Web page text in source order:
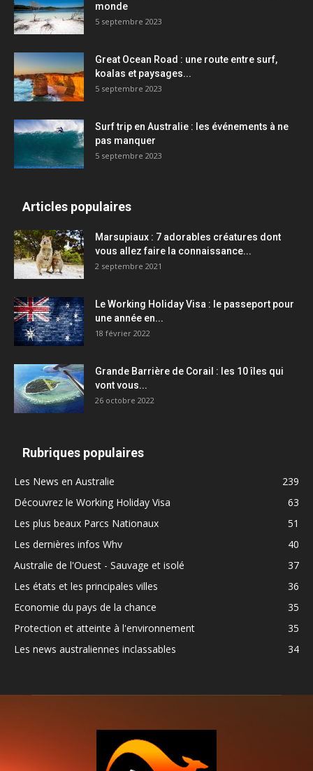
monde
5 septembre 2023
Great Ocean Road : une route entre surf,
koalas et paysages...
5 septembre 2023
Surf trip en Australie : les événements à ne
pas manquer
5 septembre 2023
Articles populaires
Marsupiaux : 7 adorables créatures dont
vous allez faire la connaissance...
2 septembre 2021
Le Working Holiday Visa : le passeport pour
une année en...
18 février 2022
Grande Barrière de Corail : les 10 îles qui
vont vous...
26 octobre 2022
Rubriques populaires
Les News en Australie
239
Découvrez le Working Holiday Visa
63
Les plus beaux Parcs Nationaux
51
Les dernières infos Whv
40
Australie de l'Ouest - Sauvage et isolé
37
Les états et les principales villes
36
Economie du pays de la chance
35
Protection et atteinte à l'environnement
35
Les news australiennes inclassables
34